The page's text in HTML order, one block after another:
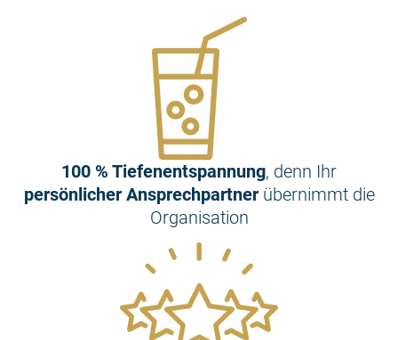
100 % Tiefenentspannung, denn Ihr
persönlicher Ansprechpartner übernimmt die
Organisation